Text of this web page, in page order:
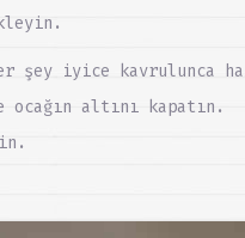
şey iyice kavrulunca
ocağın altını kapatın.